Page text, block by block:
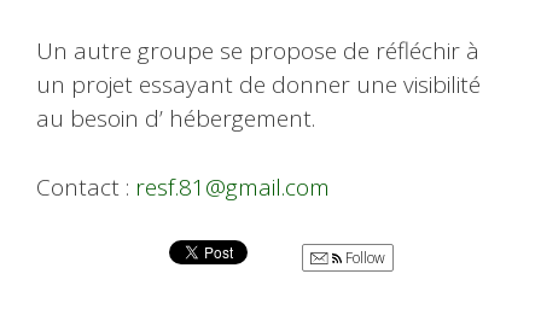
Un autre groupe se propose de réfléchir à
un projet essayant de donner une visibilité
au besoin d’ hébergement.
Contact : resf.81@gmail.com
Follow